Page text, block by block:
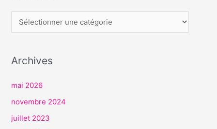
V
C
Archives
mai 2026
novembre 2024
juillet 2023